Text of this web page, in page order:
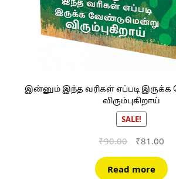
இன்னும் இந்த வரிகள் எப்படி
விரும்புகிறாய்
SALE!
₹90.00
Original
was:
₹81.00
is:
Read more